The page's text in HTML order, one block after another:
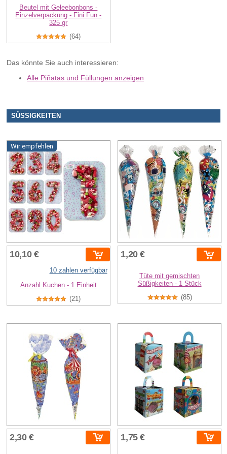
Beutel mit Geleebonbons -
Einzelverpackung - Fini Fun -
325 gr
(64)
Das könnte Sie auch interessieren:
Alle Piñatas und Füllungen anzeigen
SÜSSIGKEITEN
Wir empfehlen
10,10 €
10 zahlen verfügbar
Anzahl Kuchen - 1 Einheit
(21)
1,20 €
Tüte mit gemischten
Süßigkeiten - 1 Stück
(85)
2,30 € 1,75 €